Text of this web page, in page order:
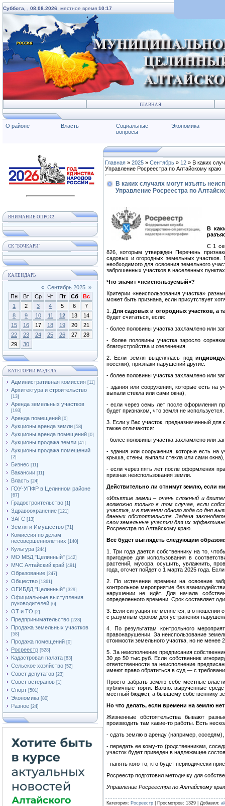
Суббота, 08.08.2026 , местное время 10:17
ГЛАВНАЯ
О районе Власть
Социальные
вопросы
Экономика
ВНИМАНИЕ ОПРОС!
СК "БОЧКАРИ"
КАЛЕНДАРЬ
« Сентябрь 2025 »
Пн
Вт Ср Чт Пт Сб
Вс
1
2 3 4 5 6
7
8
9 10 11 12 13
14
15
16 17 18 19 20
21
22
23 24 25 26 27
28
29
30
КАТЕГОРИИ РАЗДЕЛА
Административная комиссия [11]
Архитектура и строительство
[13]
Аренда земельных участков
[193]
Аренда помещений [0]
Аукционы аренда земли [58]
Аукционы аренда помещений [0]
Аукционы продажа земли [41]
Аукционы продажа помещений
[2]
Бизнес [11]
Вакансии [11]
Власть [24]
ГОУ-УПФР в Целинном районе
[67]
Градостроительство [1]
Здравоохранение [121]
ЗАГС [13]
Земля и Имущество [71]
Комиссия по делам
несовершеннолетних [140]
Культура [244]
МО МВД "Целинный" [142]
МЧС Алтайский край [491]
Образование [247]
Общество [1361]
ОГИБДД "Целинный" [329]
Официальные выступления
руководителей [6]
ОТ и ТО [2]
Предпринимательство [228]
Продажа земельных участков
[58]
Продажа помещений [0]
Росреестр [528]
Кадастровая палата [83]
Сельское хозяйство [52]
Совет депутатов [23]
Совет ветеранов [1]
Спорт [501]
Экономика [80]
Разное [24]
Главная » 2025 » Сентябрь » 12 » В каких
Управление Росреестра по Алтайскому краю
В каких случаях могут изъять
Управление Росреестра по
В
С 1
826, которым утвержден Перечень
садовых и огородных земельных участков.
необходимого для освоения земельного
заброшенных участков в населенных
Что значит «неиспользуемый»?
Критерии «неиспользования участка»
может быть признана, если присутствует
1.Для садовых и огородных участков, а
будет считаться, если:
- более половины участка захламлено или
- более половины участка заросло
благоустройства и озеленения.
2. Если земля выделялась под
поселки), признаки нарушений другие:
- более половины участка захламлено или
- здания или сооружения, которые есть на
выпали стекла или сами окна),
- если через семь лет после оформления
будет признаком, что земля не используется.
3. Если у Вас участок, предназначенный для
также отличаются:
- более половины участка захламлено или
- здания или сооружения, которые есть на
крыша, стены, выпали стекла или сами окна),
- если через пять лет после оформления
признак неиспользования земли.
Действительно ли отнимут землю, если
«Изъятие земли – очень сложный и
возможно только в том случае, если
участка, и в течении одного года со дня
данных обстоятельств. Задача
свои земельные участки для их
Росреестра по Алтайскому краю.
Всё будет выглядеть следующим
1. Три года дается собственнику на то,
пригодное для использования в
растений, мусора, осушить, увлажнить,
года, отсчет пойдет с 1 марта 2025 года.
2. По истечении времени на освоение
контрольное мероприятие без
нарушении не идёт. Для начала
определенного времени. Срок составляет
3. Если ситуация не меняется, в отношении
с разумным сроком для устранения
4. По результатам контрольного
правонарушении. За неиспользование
стоимости земельного участка, но не менее
5. За неисполнение предписания
30 до 50 тыс.руб. Если собственник
ответственности за неисполнение
имеют право обратиться в суд — с
Просто забрать землю себе местные
публичные торги. Важно: вырученные
местный бюджет, а бывшему собственнику
Но что делать, если времени на землю
Жизненные обстоятельства бывают
производить там какие-то работы. Есть
- сдать землю в аренду (например, соседям),
- передать ее кому-то (родственникам,
участок будет приведен в надлежащее
- нанять кого-то, кто будет периодически
Росреестр подготовил методичку для
Управление Росреестра по Алтайскому
Категория: Росреестр Просмотров: 1329 | Добавил: